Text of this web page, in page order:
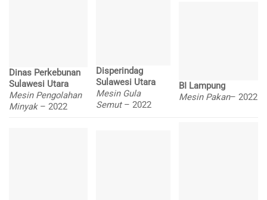
Dinas Perkebunan
Sulawesi Utara
Mesin Pengolahan
Minyak– 2022
Disperindag
Sulawesi Utara
Mesin Gula
Semut– 2022
BI Lampung
Mesin Pakan– 2022